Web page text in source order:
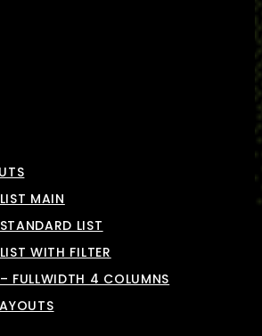
MAIN
LIST
WITH FILTER
FULLWIDTH 4 COLUMNS